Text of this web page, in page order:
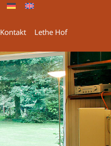
Kontakt Lethe Hof